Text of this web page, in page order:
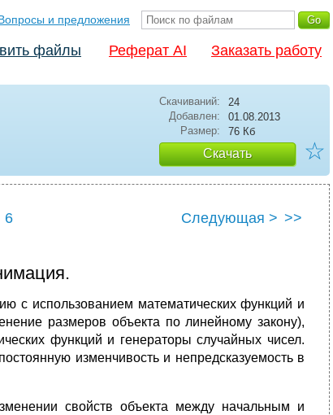
и предложения
файлы Реферат AI Заказать работу
Скачиваний:
24
Добавлен:
01.08.2013
Размер:
76 Кб
Скачать ☆
6 Следующая > >>
с использованием математических функций и
размеров объекта по линейному закону),
функций и генераторы случайных чисел.
изменчивость и непредсказуемость в
свойств объекта между начальным и